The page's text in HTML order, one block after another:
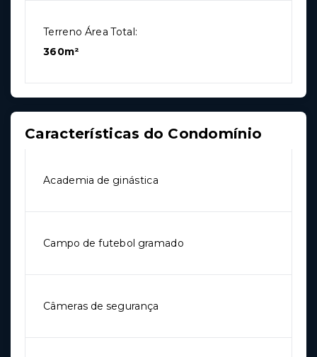
Terreno Área Total:
360m²
Características do Condomínio
Academia de ginástica
Campo de futebol gramado
Câmeras de segurança